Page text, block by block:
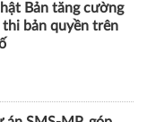
Bản tăng cường
bản quyền trên